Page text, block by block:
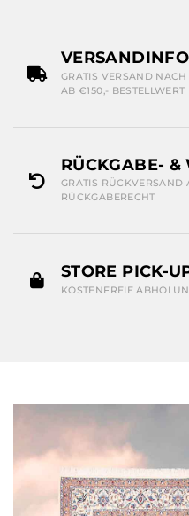
GRATIS VERSAND
AB €150,- BESTELLWERT
RÜCKGABE- &
GRATIS RÜCKVERSAND
RÜCKGABERECHT
STORE PICK-
KOSTENFREIE